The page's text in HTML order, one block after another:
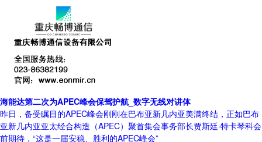
海能达第二次为APEC峰会保驾护航_数字无线对讲体
昨日，备受瞩目的APEC峰会刚刚在巴布亚新几内亚美满终结，正如巴布
亚新几内亚亚太经合构造（APEC）聚首集会事务部长贾斯廷·特卡琴科会
前期待，“这是一届安稳、胜利的APEC峰会”